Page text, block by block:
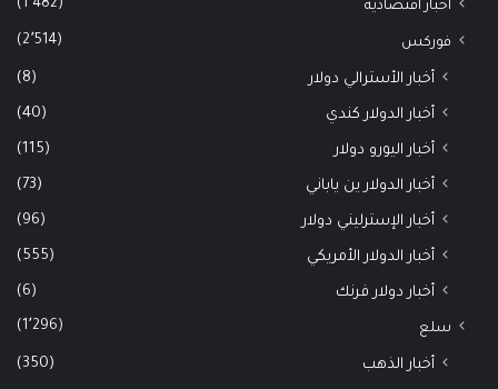
اخبار اقتصادية (1٬482)
فوركس (2٬514)
أخبار الأسترالي دولار (8)
أخبار الدولار كندي (40)
أخبار اليورو دولار (115)
أخبار الدولار ين ياباني (73)
أخبار الإسترليني دولار (96)
أخبار الدولار الأمريكي (555)
أخبار دولار فرنك (6)
سلع (1٬296)
أخبار الذهب (350)